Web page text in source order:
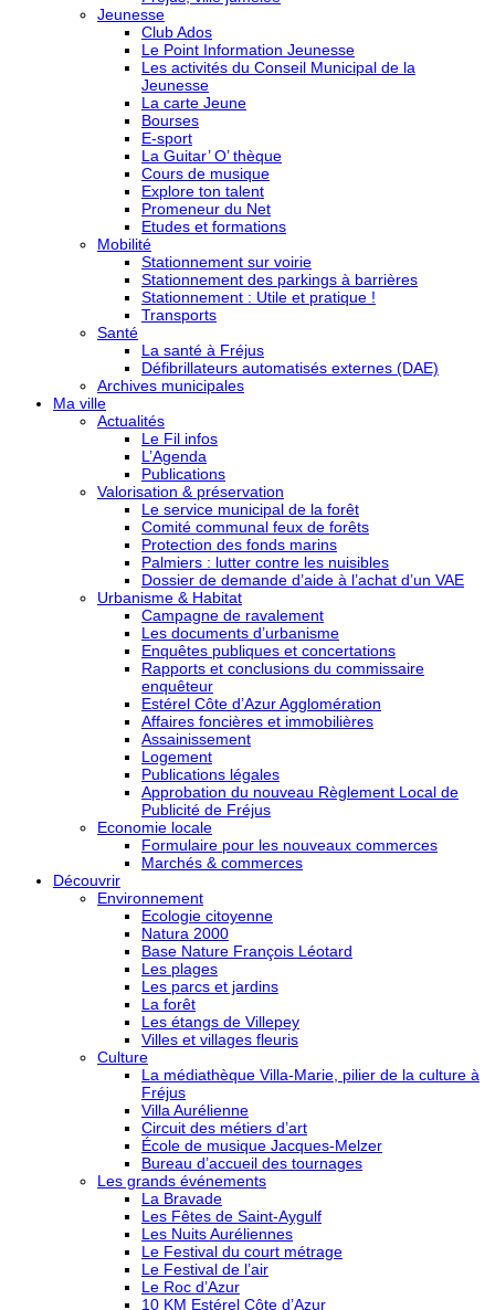
Jeunesse
Club Ados
Le Point Information Jeunesse
Les activités du Conseil Municipal de la
Jeunesse
La carte Jeune
Bourses
E-sport
La Guitar’ O’ thèque
Cours de musique
Explore ton talent
Promeneur du Net
Etudes et formations
Mobilité
Stationnement sur voirie
Stationnement des parkings à barrières
Stationnement : Utile et pratique !
Transports
Santé
La santé à Fréjus
Défibrillateurs automatisés externes (DAE)
Archives municipales
Ma ville
Actualités
Le Fil infos
L’Agenda
Publications
Valorisation & préservation
Le service municipal de la forêt
Comité communal feux de forêts
Protection des fonds marins
Palmiers : lutter contre les nuisibles
Dossier de demande d’aide à l’achat d’un VAE
Urbanisme & Habitat
Campagne de ravalement
Les documents d’urbanisme
Enquêtes publiques et concertations
Rapports et conclusions du commissaire
enquêteur
Estérel Côte d’Azur Agglomération
Affaires foncières et immobilières
Assainissement
Logement
Publications légales
Approbation du nouveau Règlement Local de
Publicité de Fréjus
Economie locale
Formulaire pour les nouveaux commerces
Marchés & commerces
Découvrir
Environnement
Ecologie citoyenne
Natura 2000
Base Nature François Léotard
Les plages
Les parcs et jardins
La forêt
Les étangs de Villepey
Villes et villages fleuris
Culture
La médiathèque Villa-Marie, pilier de la culture à
Fréjus
Villa Aurélienne
Circuit des métiers d’art
École de musique Jacques-Melzer
Bureau d’accueil des tournages
Les grands événements
La Bravade
Les Fêtes de Saint-Aygulf
Les Nuits Auréliennes
Le Festival du court métrage
Le Festival de l’air
Le Roc d’Azur
10 KM Estérel Côte d’Azur